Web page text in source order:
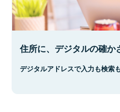
住所に、デジタルの確か
デジタルアドレスで入力も検索